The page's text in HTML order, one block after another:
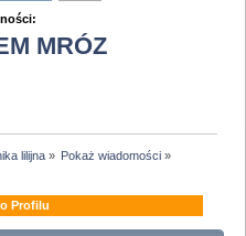
MRÓZ
lilijna» Pokaż wiadomości»
Profilu